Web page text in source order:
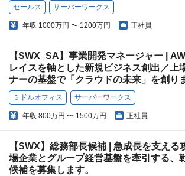
セールス サーバーワークス
年収 1000万円 〜 1200万円 正社員
【SWX_SA】事業開発マネージャー |
レイスを軸とした新規ビジネス創出／上
ナーの基盤で「クラウドの未来」を創り
ミドルオフィス サーバーワークス
年収 800万円 〜 1500万円 正社員
【SWX】総務部長候補 | 急成長を支える
場企業とグループ経営基盤を牽引する、
候補を募集します。